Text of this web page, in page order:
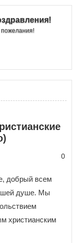
0
добрый всем
душе. Мы
христианским